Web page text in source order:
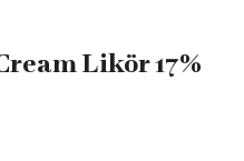
Likör 17%